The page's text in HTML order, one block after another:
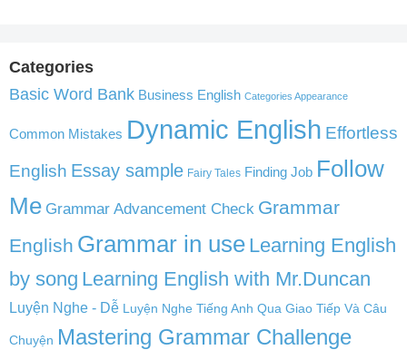
Categories
Basic Word Bank Business English Categories Appearance
Common Mistakes Dynamic English Effortless
English Essay sample Fairy Tales Finding Job Follow
Me Grammar Advancement Check Grammar
English Grammar in use Learning English
by song Learning English with Mr.Duncan
Luyện Nghe - Dễ Luyện Nghe Tiếng Anh Qua Giao Tiếp Và Câu
Chuyện Mastering Grammar Challenge